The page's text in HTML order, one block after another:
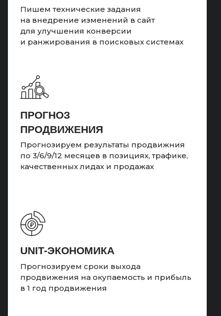
ПРОГНОЗ
ПРОДВИЖЕНИЯ
Прогнозируем результаты продвижния
по 3/6/9/12 месяцев в позициях, трафике,
качественных лидах и продажах
UNIT-ЭКОНОМИКА
Прогнозируем сроки выхода
продвижения на окупаемость и прибыль
в 1 год продвижения
Пишем технические задания
на внедрение изменений в сайт
для улучшения конверсии
и ранжирования в поисковых системах